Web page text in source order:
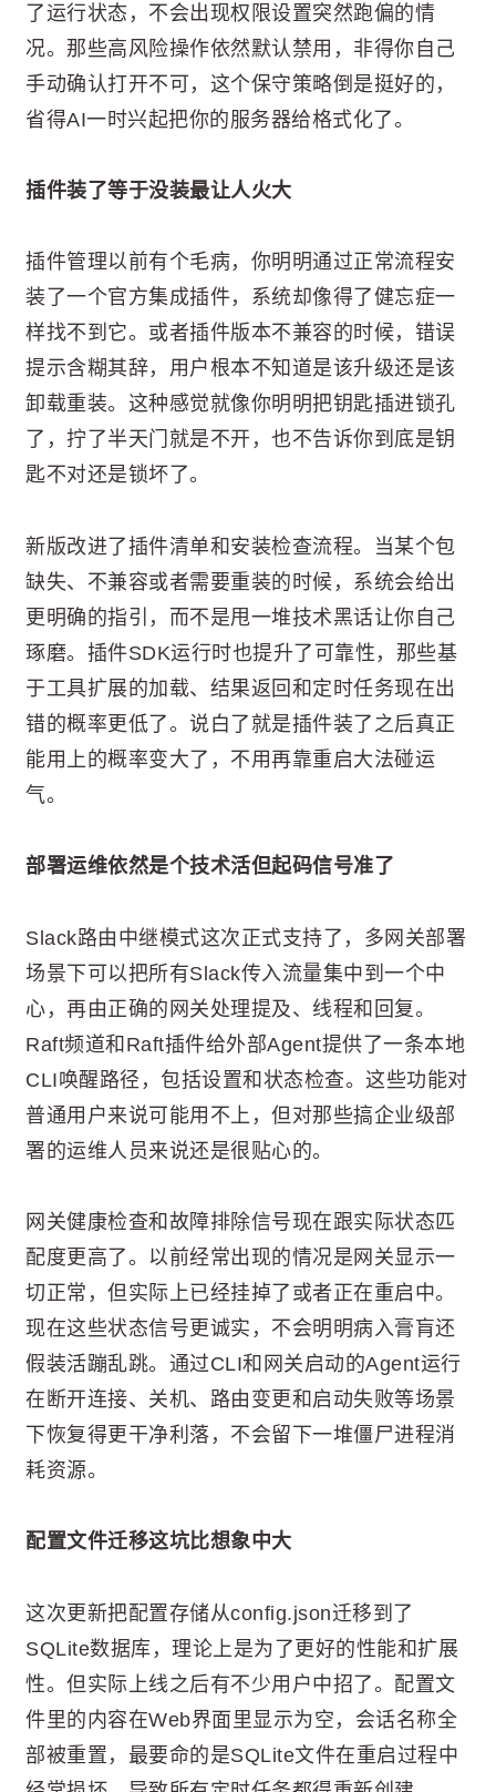
了运行状态，不会出现权限设置突然跑偏的情
况。那些高风险操作依然默认禁用，非得你自己
手动确认打开不可，这个保守策略倒是挺好的，
省得AI一时兴起把你的服务器给格式化了。
插件装了等于没装最让人火大
插件管理以前有个毛病，你明明通过正常流程安
装了一个官方集成插件，系统却像得了健忘症一
样找不到它。或者插件版本不兼容的时候，错误
提示含糊其辞，用户根本不知道是该升级还是该
卸载重装。这种感觉就像你明明把钥匙插进锁孔
了，拧了半天门就是不开，也不告诉你到底是钥
匙不对还是锁坏了。
新版改进了插件清单和安装检查流程。当某个包
缺失、不兼容或者需要重装的时候，系统会给出
更明确的指引，而不是甩一堆技术黑话让你自己
琢磨。插件SDK运行时也提升了可靠性，那些基
于工具扩展的加载、结果返回和定时任务现在出
错的概率更低了。说白了就是插件装了之后真正
能用上的概率变大了，不用再靠重启大法碰运
气。
部署运维依然是个技术活但起码信号准了
Slack路由中继模式这次正式支持了，多网关部署
场景下可以把所有Slack传入流量集中到一个中
心，再由正确的网关处理提及、线程和回复。
Raft频道和Raft插件给外部Agent提供了一条本地
CLI唤醒路径，包括设置和状态检查。这些功能对
普通用户来说可能用不上，但对那些搞企业级部
署的运维人员来说还是很贴心的。
网关健康检查和故障排除信号现在跟实际状态匹
配度更高了。以前经常出现的情况是网关显示一
切正常，但实际上已经挂掉了或者正在重启中。
现在这些状态信号更诚实，不会明明病入膏肓还
假装活蹦乱跳。通过CLI和网关启动的Agent运行
在断开连接、关机、路由变更和启动失败等场景
下恢复得更干净利落，不会留下一堆僵尸进程消
耗资源。
配置文件迁移这坑比想象中大
这次更新把配置存储从config.json迁移到了
SQLite数据库，理论上是为了更好的性能和扩展
性。但实际上线之后有不少用户中招了。配置文
件里的内容在Web界面里显示为空，会话名称全
部被重置，最要命的是SQLite文件在重启过程中